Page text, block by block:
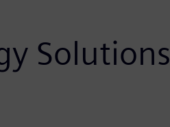
Solutions